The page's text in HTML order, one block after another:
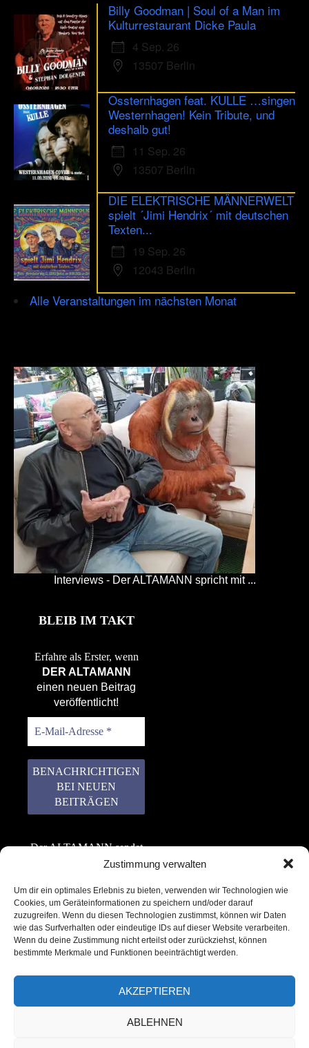
Zustimmung verwalten
Um dir ein optimales Erlebnis zu bieten, verwenden wir Technologien wie
Cookies, um Geräteinformationen zu speichern und/oder darauf
zuzugreifen. Wenn du diesen Technologien zustimmst, können wir Daten
wie das Surfverhalten oder eindeutige IDs auf dieser Website verarbeiten.
Wenn du deine Zustimmung nicht erteilst oder zurückziehst, können
bestimmte Merkmale und Funktionen beeinträchtigt werden.
AKZEPTIEREN
ABLEHNEN
Billy Goodman | Soul of a Man im
Kulturrestaurant Dicke Paula
4 Sep. 26
13507 Berlin
Ossternhagen feat. KULLE …singen
Westernhagen! Kein Tribute, und
deshalb gut!
11 Sep. 26
13507 Berlin
DIE ELEKTRISCHE MÄNNERWELT
spielt ´Jimi Hendrix´ mit deutschen
Texten...
19 Sep. 26
12043 Berlin
Alle Veranstaltungen im nächsten Monat
Interviews - Der ALTAMANN spricht mit ...
BLEIB IM TAKT
Erfahre als Erster, wenn
DER ALTAMANN
einen neuen Beitrag
veröffentlicht!
Der ALTAMANN sendet
keinen Spam! Er gibt
weiter. Erfahre mehr in
unserer
Datenschutzerklärung.